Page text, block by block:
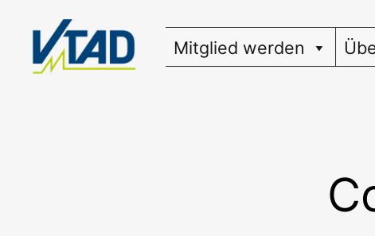
springen
Mitglied werden